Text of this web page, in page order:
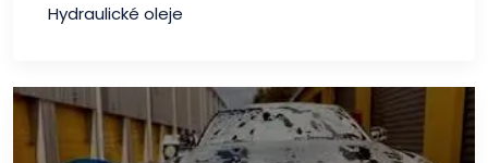
Hydraulické oleje